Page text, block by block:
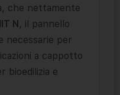
che nettamente
N , il pannello
necessarie per
a cappotto
bioedilizia e